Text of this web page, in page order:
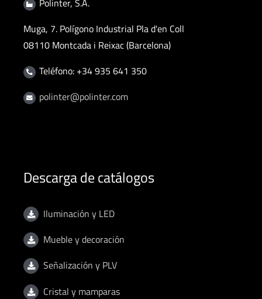
Polinter, S.A.
Muga, 7. Polígono Industrial Pla d'en Coll
08110 Montcada i Reixac (Barcelona)
Teléfono: +34 935 641 350
polinter@polinter.com
Descarga de catálogos
Iluminación y LED
Mueble y decoración
Señalización y PLV
Cristal y mamparas